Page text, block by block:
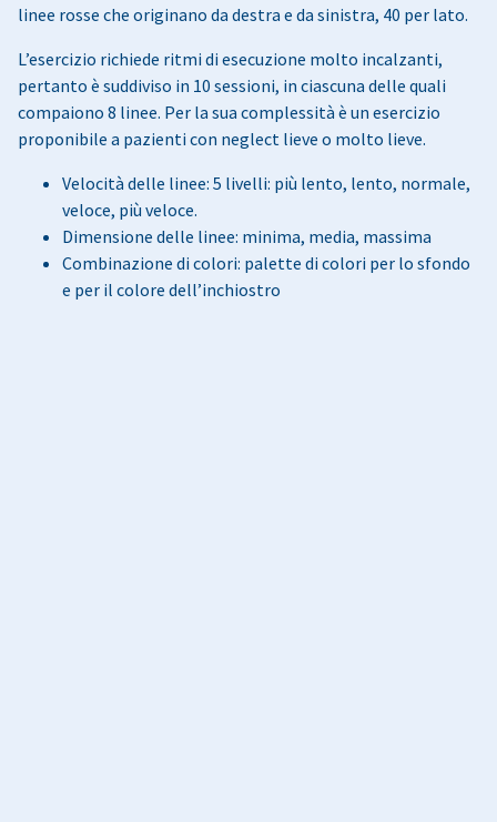
linee rosse che originano da destra e da sinistra, 40 per lato.
L’esercizio richiede ritmi di esecuzione molto incalzanti,
pertanto è suddiviso in 10 sessioni, in ciascuna delle quali
compaiono 8 linee. Per la sua complessità è un esercizio
proponibile a pazienti con neglect lieve o molto lieve.
Velocità delle linee: 5 livelli: più lento, lento, normale,
veloce, più veloce.
Dimensione delle linee: minima, media, massima
Combinazione di colori: palette di colori per lo sfondo
e per il colore dell’inchiostro